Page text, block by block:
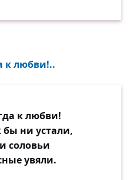
к любви!..
к любви!
бы ни устали,
соловьи
увяли.